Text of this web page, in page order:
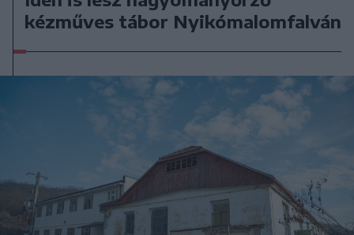
kézműves tábor Nyikómalomfalván